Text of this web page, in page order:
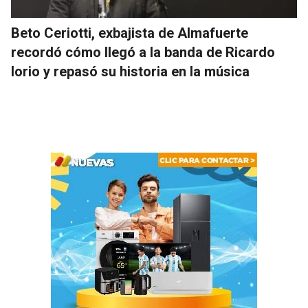
Beto Ceriotti, exbajista de Almafuerte
recordó cómo llegó a la banda de Ricardo
Iorio y repasó su historia en la música